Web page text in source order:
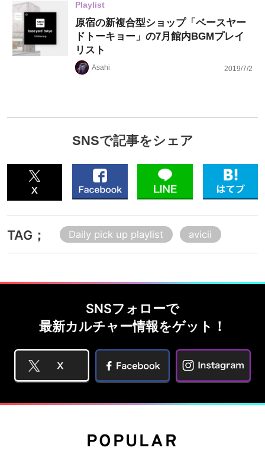
Playlist
原宿の新複合型ショップ「ベースヤー
ドトーキョー」の7月館内BGMプレイ
リスト
Asahi 2019/7/2
SNSで記事をシェア
TAG； Daily pick up playlist avicii
SNSフォローで
最新カルチャー情報をゲット！
POPULAR